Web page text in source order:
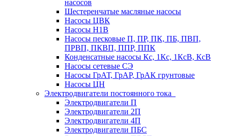
насосов
Шестеренчатые масляные насосы
Насосы ЦВК
Насосы Н1В
Насосы песковые П, ПР, ПК, ПБ, ПВП,
ПРВП, ПКВП, ППР, ППК
Конденсатные насосы Кс, 1Кс, 1КсВ, КсВ
Насосы сетевые СЭ
Насосы ГрАТ, ГрАР, ГрАК грунтовые
Насосы ЦН
Электродвигатели постоянного тока
Электродвигатели П
Электродвигатели 2П
Электродвигатели 4П
Электродвигатели ПБС